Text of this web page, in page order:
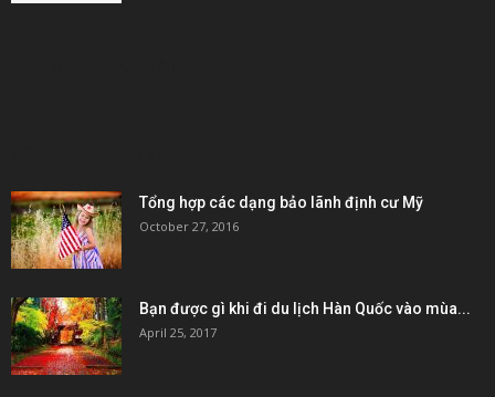
Tổng hợp các dạng bảo lãnh định cư Mỹ
October 27, 2016
Bạn được gì khi đi du lịch Hàn Quốc vào mùa...
April 25, 2017